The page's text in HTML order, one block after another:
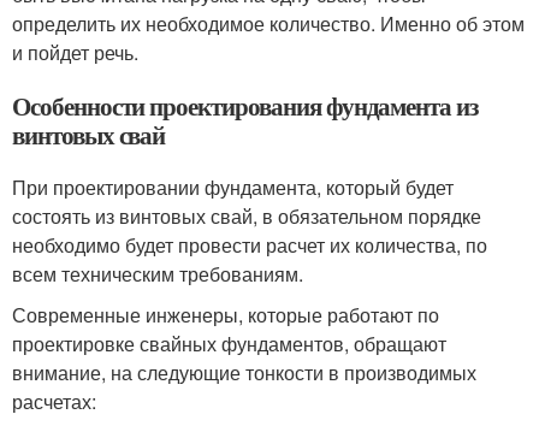
определить их необходимое количество. Именно об этом
и пойдет речь.
Особенности проектирования фундамента из
винтовых свай
При проектировании фундамента, который будет
состоять из винтовых свай, в обязательном порядке
необходимо будет провести расчет их количества, по
всем техническим требованиям.
Современные инженеры, которые работают по
проектировке свайных фундаментов, обращают
внимание, на следующие тонкости в производимых
расчетах: